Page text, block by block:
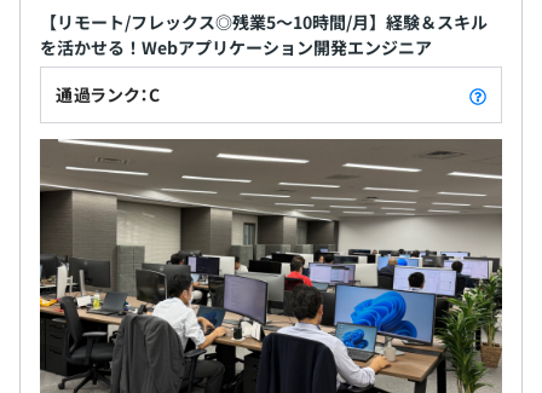
【リモート/フレックス◎残業5～10時間/月】経験＆スキル
を活かせる！Webアプリケーション開発エンジニア
通過ランク：C